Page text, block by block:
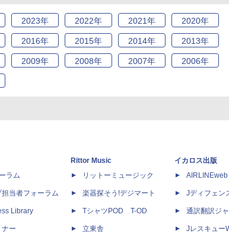
2023年 2022年 2021年 2020年
2016年 2015年 2014年 2013年
2009年 2008年 2007年 2006年
ラム
当者フォーラム
Library
ナー
Rittor Music
リットーミュージック
楽器探そう!デジマート
TシャツPOD T-OD
立東舎
イカロス出版
AIRLINEweb
Jディフェン
通訳翻訳ジ
Jレスキュー